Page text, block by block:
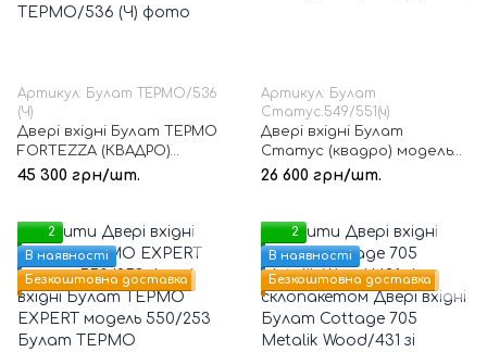
Артикул: Булат ТЕРМО/536
(Ч)
Двері вхідні Булат ТЕРМО
FORTEZZA (КВАДРО)
модель 536
45 300 грн/шт.
Артикул: Булат
Статус.549/551(ч)
Двері вхідні Булат
Статус (квадро) модель
549/551
26 600 грн/шт.
2
В наявності
Безкоштовна доставка
2
В наявності
Безкоштовна доставка